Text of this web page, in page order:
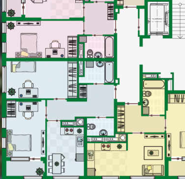
Квартира
№4 кімнат: 1
ЗАГАЛЬНА ПЛОЩА -48.15 М2
15.33 М2
Квартира
№5 кімнат: 2
ЗАГАЛЬНА ПЛОЩА -63.80 М2
ЖИТЛОВА ПЛОЩА - 30.39 М2
Квартира
№1 кімнат: 1
ЗАГАЛЬНА ПЛОЩА -46.85 М2
ЖИТЛОВА ПЛОЩА -17.10 М2
ЖИТЛОВА ПЛОЩА -14.51 М2